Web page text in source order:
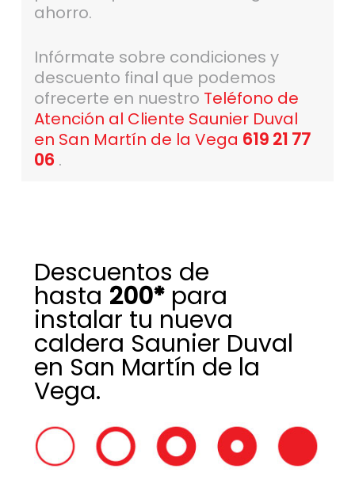
ahorro.
Infórmate sobre condiciones y
descuento final que podemos
ofrecerte en nuestro Teléfono de
Atención al Cliente Saunier Duval
en San Martín de la Vega 619 21 77
06 .
Descuentos de
hasta 200*para
instalar tu nueva
caldera Saunier Duval
en San Martín de la
Vega.